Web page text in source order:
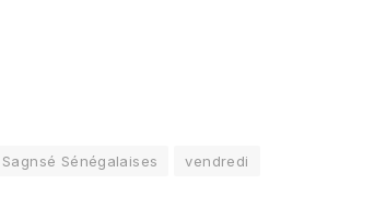
Sagnsé Sénégalaises vendredi